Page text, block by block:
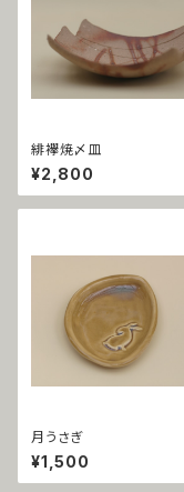
緋襷焼〆皿
¥2,800
月うさぎ
¥1,500